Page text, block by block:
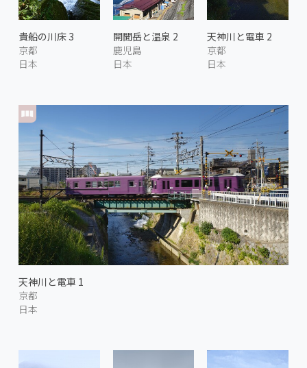
貴船の川床 3
京都
日本
開聞岳と温泉 2
鹿児島
日本
天神川と電車 2
京都
日本
天神川と電車 1
京都
日本